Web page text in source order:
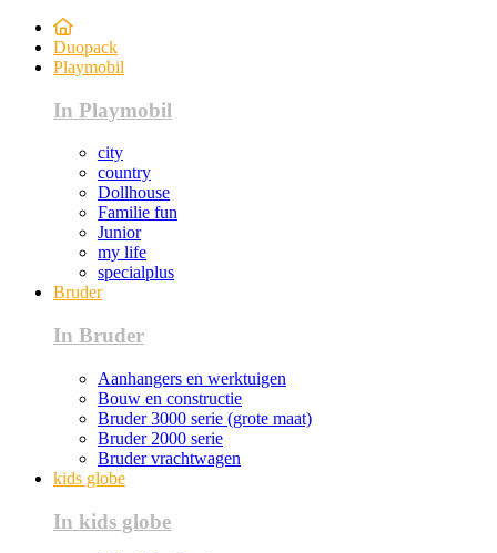
Duopack
Playmobil
In Playmobil
city
country
Dollhouse
Familie fun
Junior
my life
specialplus
Bruder
In Bruder
Aanhangers en werktuigen
Bouw en constructie
Bruder 3000 serie (grote maat)
Bruder 2000 serie
Bruder vrachtwagen
kids globe
In kids globe